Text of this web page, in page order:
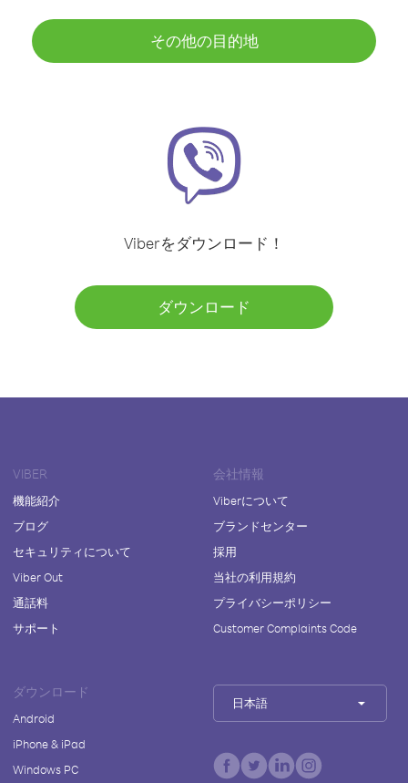
その他の目的地
Viberをダウンロード！
ダウンロード
VIBER
機能紹介
ブログ
セキュリティについて
Viber Out
通話料
サポート
会社情報
Viberについて
ブランドセンター
採用
当社の利用規約
プライバシーポリシー
Customer Complaints Code
ダウンロード
Android
iPhone & iPad
Windows PC
日本語